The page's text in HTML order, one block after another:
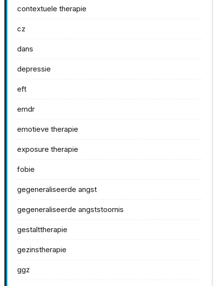
contextuele therapie
cz
dans
depressie
eft
emdr
emotieve therapie
exposure therapie
fobie
gegeneraliseerde angst
gegeneraliseerde angststoornis
gestalttherapie
gezinstherapie
ggz